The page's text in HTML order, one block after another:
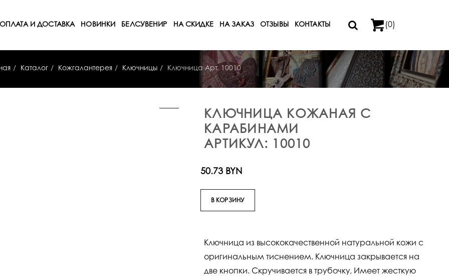
ОПЛАТА И ДОСТАВКА НОВИНКИ БЕЛСУВЕНИР НА СКИДКЕ НА ЗАКАЗ ОТЗЫВЫ КОНТАКТЫ (0)
Каталог Кожгалантерея Ключницы Ключница Арт. 10010
КЛЮЧНИЦА КОЖАНАЯ С
КАРАБИНАМИ
АРТИКУЛ: 10010
50.73 BYN
В КОРЗИНУ
Ключница из высококачественной натуральной кожи с
оригинальным тиснением. Ключница закрывается на
две кнопки. Скручивается в трубочку, Имеет жесткую